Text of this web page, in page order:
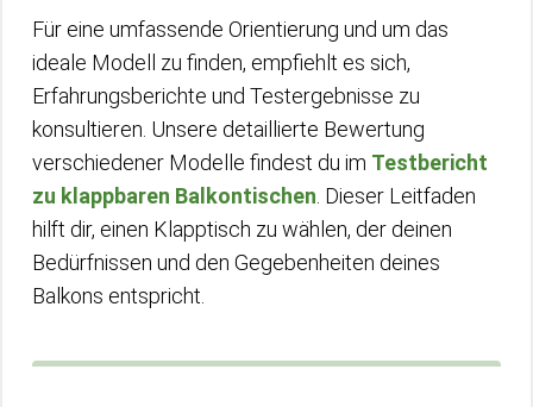
Für eine umfassende Orientierung und um das
ideale Modell zu finden, empfiehlt es sich,
Erfahrungsberichte und Testergebnisse zu
konsultieren. Unsere detaillierte Bewertung
verschiedener Modelle findest du im Testbericht
zu klappbaren Balkontischen . Dieser Leitfaden
hilft dir, einen Klapptisch zu wählen, der deinen
Bedürfnissen und den Gegebenheiten deines
Balkons entspricht.